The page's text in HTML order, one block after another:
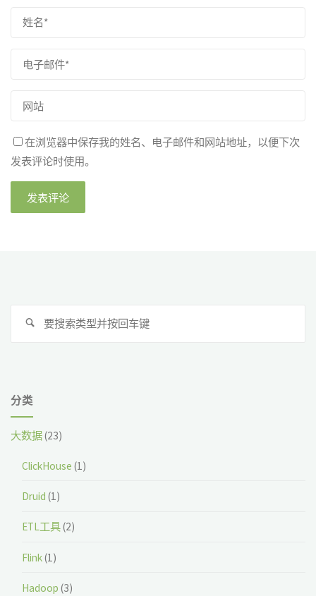
在浏览器中保存我的姓名、电子邮件和网站地址，以便下次
发表评论时使用。
搜
分类
大数据(23)
ClickHouse (1)
Druid (1)
ETL工具(2)
Flink(1)
Hadoop (3)